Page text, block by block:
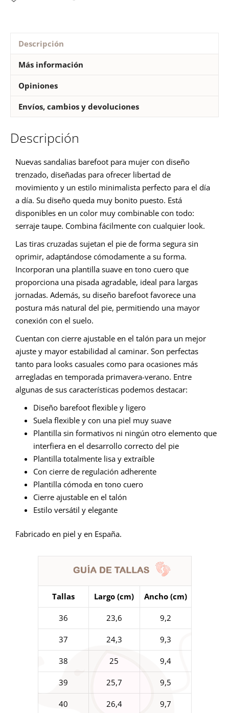
Descripción
Más información
Opiniones
Envíos, cambios y devoluciones
Descripción
Nuevas sandalias barefoot para mujer con diseño
trenzado, diseñadas para ofrecer libertad de
movimiento y un estilo minimalista perfecto para el día
a día. Su diseño queda muy bonito puesto. Está
disponibles en un color muy combinable con todo:
serraje taupe. Combina fácilmente con cualquier look.
Las tiras cruzadas sujetan el pie de forma segura sin
oprimir, adaptándose cómodamente a su forma.
Incorporan una plantilla suave en tono cuero que
proporciona una pisada agradable, ideal para largas
jornadas. Además, su diseño barefoot favorece una
postura más natural del pie, permitiendo una mayor
conexión con el suelo.
Cuentan con cierre ajustable en el talón para un mejor
ajuste y mayor estabilidad al caminar. Son perfectas
tanto para looks casuales como para ocasiones más
arregladas en temporada primavera-verano. Entre
algunas de sus características podemos destacar:
Diseño barefoot flexible y ligero
Suela flexible y con una piel muy suave
Plantilla sin formativos ni ningún otro elemento que
interfiera en el desarrollo correcto del pie
Plantilla totalmente lisa y extraíble
Con cierre de regulación adherente
Plantilla cómoda en tono cuero
Cierre ajustable en el talón
Estilo versátil y elegante
Fabricado en piel y en España.
Tallas Largo (cm) Ancho (cm)
36 23,6 9,2
37 24,3 9,3
38 25 9,4
39 25,7 9,5
40 26,4 9,7